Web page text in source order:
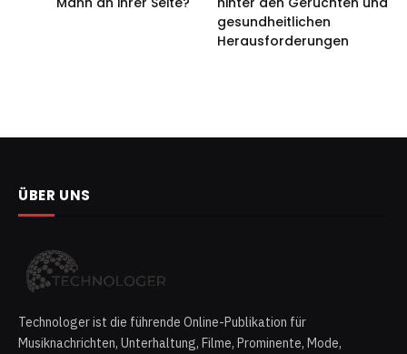
gesundheitlichen
Herausforderungen
ÜBER UNS
Technologer ist die führende Online-Publikation für
Musiknachrichten, Unterhaltung, Filme, Prominente, Mode,